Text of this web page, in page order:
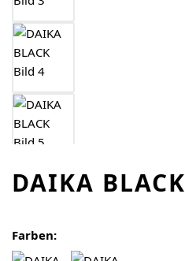
DAIKA BLACK
Farben: